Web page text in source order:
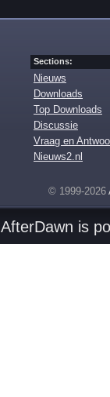
Sections:
Nieuws
Downloads
Top Downloads
Discussie
Vraag en
Nieuws2.nl
© 1999-2026
AfterDawn is